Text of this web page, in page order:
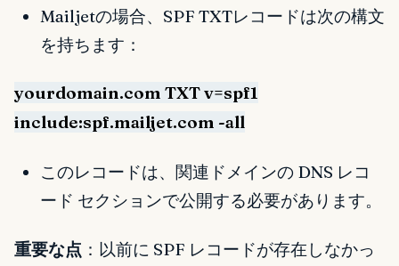
Mailjetの場合、SPF TXTレコードは次の構文
を持ちます：
yourdomain.com TXT v=spf1
include:spf.mailjet.com -all
このレコードは、関連ドメインの DNS レコ
ード セクションで公開する必要があります。
重要な点 ：以前に SPF レコードが存在しなかっ